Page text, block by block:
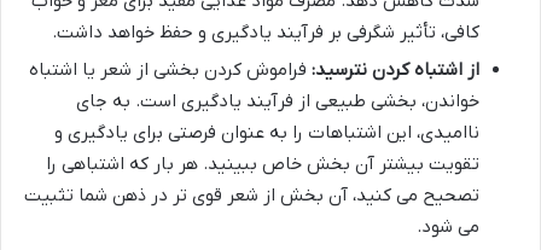
کافی، تأثیر شگرفی بر فرآیند یادگیری و حفظ خواهد داشت.
از اشتباه کردن نترسید: فراموش کردن بخشی از شعر یا اشتباه
خواندن، بخشی طبیعی از فرآیند یادگیری است. به جای
ناامیدی، این اشتباهات را به عنوان فرصتی برای یادگیری و
تقویت بیشتر آن بخش خاص ببینید. هر بار که اشتباهی را
تصحیح می کنید، آن بخش از شعر قوی تر در ذهن شما تثبیت
می شود.